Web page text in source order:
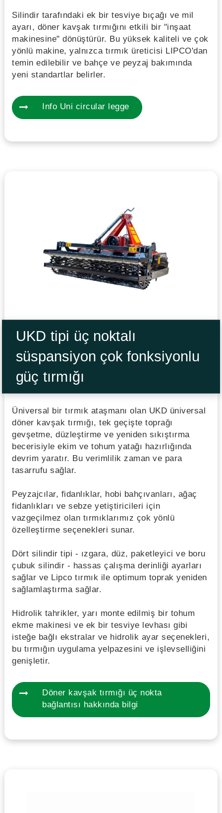
Silindir tarafındaki ek bir tesviye bıçağı ve mil
ayarı, döner kavşak tırmığını etkili bir "inşaat
makinesine" dönüştürür. Bu yüksek kaliteli ve çok
yönlü makine, yalnızca tırmık üreticisi LIPCO'dan
temin edilebilir ve bahçe ve peyzaj bakımında
yeni standartlar belirler.
Info Uni circular legge
UKD tipi üç noktalı
süspansiyon çok fonksiyonlu
güç tırmığı
Üniversal bir tırmık ataşmanı olan UKD üniversal
döner kavşak tırmığı, tek geçişte toprağı
gevşetme, düzleştirme ve yeniden sıkıştırma
becerisiyle ekim ve tohum yatağı hazırlığında
devrim yaratır. Bu verimlilik zaman ve para
tasarrufu sağlar.
Peyzajcılar, fidanlıklar, hobi bahçıvanları, ağaç
fidanlıkları ve sebze yetiştiricileri için
vazgeçilmez olan tırmıklarımız çok yönlü
özelleştirme seçenekleri sunar.
Dört silindir tipi - ızgara, düz, paketleyici ve boru
çubuk silindir - hassas çalışma derinliği ayarları
sağlar ve Lipco tırmık ile optimum toprak yeniden
sağlamlaştırma sağlar.
Hidrolik tahrikler, yarı monte edilmiş bir tohum
ekme makinesi ve ek bir tesviye levhası gibi
isteğe bağlı ekstralar ve hidrolik ayar seçenekleri,
bu tırmığın uygulama yelpazesini ve işlevselliğini
genişletir.
Döner kavşak tırmığı üç nokta
bağlantısı hakkında bilgi